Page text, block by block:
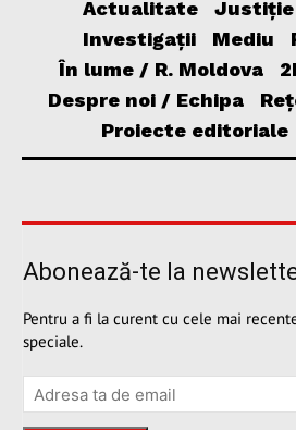
Actualitate Justiție
Investigații
Mediu
În lume / R. Moldova
Despre noi / Echipa
Proiecte editoriale
Abonează-te la
Pentru a fi la curent cu cele mai
speciale.